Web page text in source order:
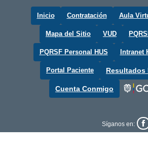
Inicio Contratación Aula
Mapa del Sitio VUD
PQRSF Personal HUS Intranet
Portal Paciente Resultados
Cuenta Conmigo
Síganos en: 